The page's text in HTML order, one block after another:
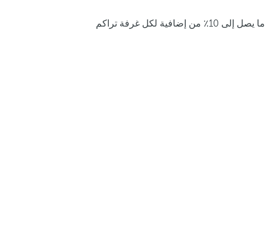
ما يصل إلى 10٪ من إضافية لكل غرفة تراكم